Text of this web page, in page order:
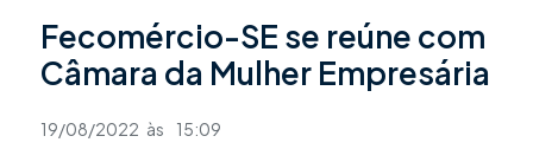
Fecomércio-SE se reúne com
Câmara da Mulher Empresária
19/08/2022 às
15:09